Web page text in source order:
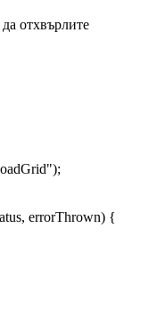
отхвърлите
errorThrown) {